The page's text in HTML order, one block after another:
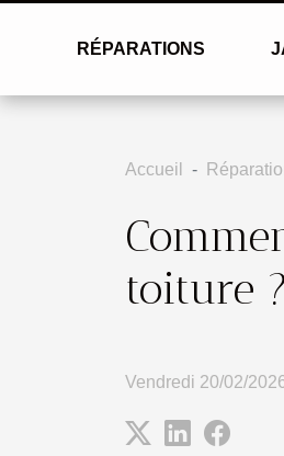
RÉPARATIONS
Accueil
toiture ?
Vendredi 20/02/